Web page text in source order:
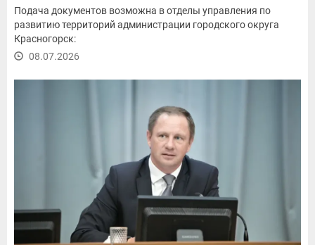
Подача документов возможна в отделы управления по
развитию территорий администрации городского округа
Красногорск:
08.07.2026